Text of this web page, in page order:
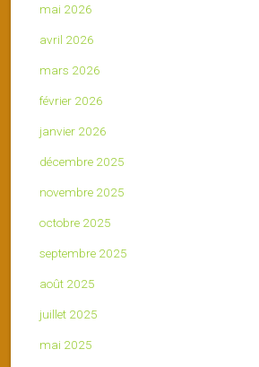
mai 2026
avril 2026
mars 2026
février 2026
janvier 2026
décembre 2025
novembre 2025
octobre 2025
septembre 2025
août 2025
juillet 2025
mai 2025